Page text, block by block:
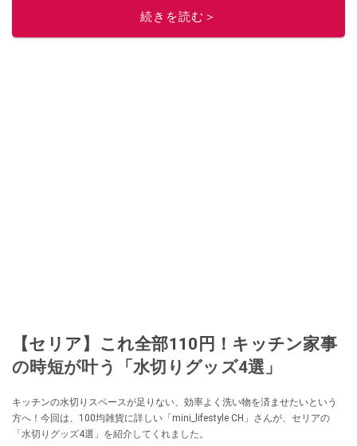
ぜ日記」
■経歴：2003年、夫が子育てをするために、突然会社を辞める。翌月からの
給料が０円になり、家にいながら、しかも空いた時間でできるオークション
続きを読む＞
【セリア】これ全部110円！キッチン家事
の時短が叶う「水切りグッズ4選」
キッチンの水切りスペースが足りない、効率よく洗い物を済ませたいという
方へ！今回は、100均雑貨に詳しい「mini_lifestyle CH」さんが、セリアの
「水切りグッズ4選」を紹介してくれました。